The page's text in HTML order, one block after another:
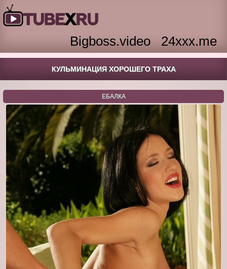
Bigboss.video 24xxx.me
КУЛЬМИНАЦИЯ ХОРОШЕГО ТРАХА
ЕБАЛКА